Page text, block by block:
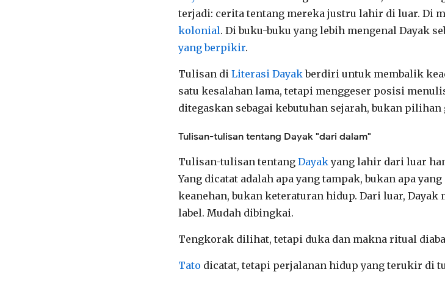
terjadi: cerita tentang mereka justru lahir di luar. Di
kolonial. Di buku-buku yang lebih mengenal Dayak
yang berpikir.
Tulisan di Literasi Dayakberdiri untuk membalik
satu kesalahan lama, tetapi menggeser posisi
ditegaskan sebagai kebutuhan sejarah, bukan pilihan
Tulisan-tulisan tentang Dayak "dari dalam"
Tulisan-tulisan tentang Dayakyang lahir dari luar
Yang dicatat adalah apa yang tampak, bukan apa
keanehan, bukan keteraturan hidup. Dari luar,
label. Mudah dibingkai.
Tengkorak dilihat, tetapi duka dan makna ritual
Tato dicatat, tetapi perjalanan hidup yang terukir di